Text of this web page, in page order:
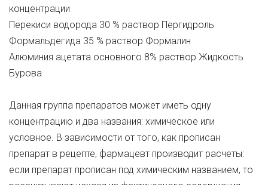
концентрации
Перекиси водорода 30 % раствор Пергидроль
Формальдегида 35 % раствор Формалин
Алюминия ацетата основного 8% раствор Жидкость
Бурова
Данная группа препаратов может иметь одну
концентрацию и два названия: химическое или
условное. В зависимости от того, как прописан
препарат в рецепте, фармацевт производит расчеты:
если препарат прописан под химическим названием, то